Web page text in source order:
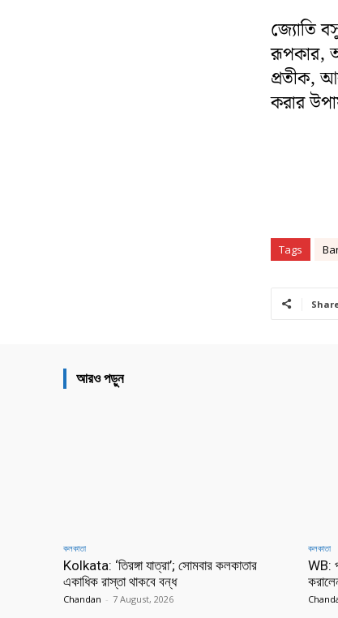
জ্যোতি
রূপকার,
প্রতীক,
করার
Tags
আরও পড়ুন
কলকাতা
Kolkata: ‘তিরঙ্গা যাত্রা’; সোমবার কলকাতার
একাধিক রাস্তা থাকবে বন্ধ
Chandan - 7 August, 2026
কলকাতা
WB: